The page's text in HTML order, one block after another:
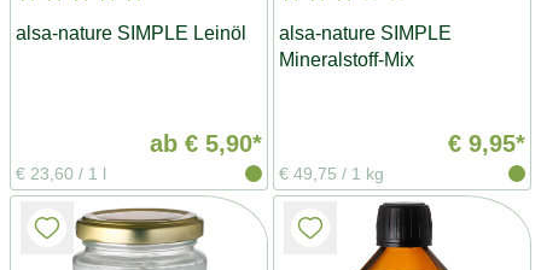
alsa-nature SIMPLE Leinöl
ab € 5,90*
€ 23,60 / 1 l
alsa-nature SIMPLE
Mineralstoff-Mix
€ 9,95*
€ 49,75 / 1 kg